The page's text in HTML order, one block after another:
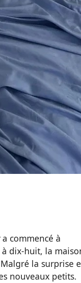
a commencé à
dix-huit, la
la surprise
nouveaux petits.